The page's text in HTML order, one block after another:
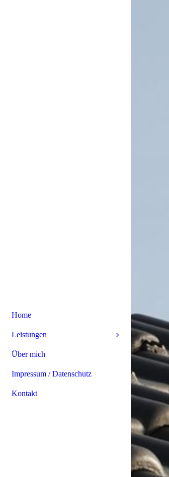
Home
Leistungen
Über mich
Impressum / Datenschutz
Kontakt